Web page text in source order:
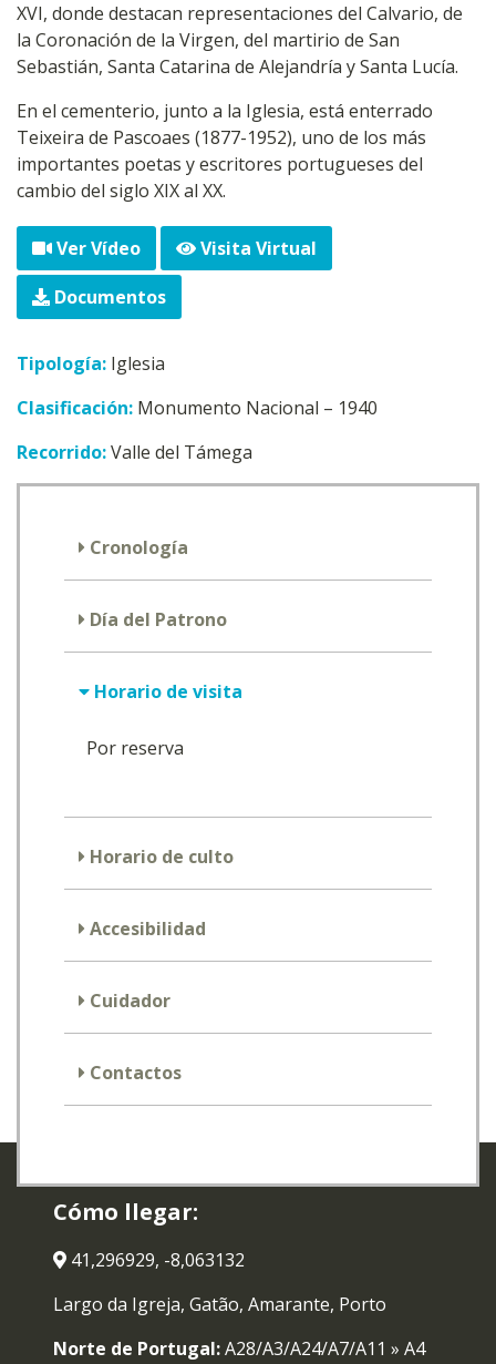
XVI, donde destacan representaciones del Calvario, de
la Coronación de la Virgen, del martirio de San
Sebastián, Santa Catarina de Alejandría y Santa Lucía.
En el cementerio, junto a la Iglesia, está enterrado
Teixeira de Pascoaes (1877-1952), uno de los más
importantes poetas y escritores portugueses del
cambio del siglo XIX al XX.
Ver Vídeo
Visita Virtual
Documentos
Tipología: Iglesia
Clasificación: Monumento Nacional – 1940
Recorrido:Valle del Támega
Cronología
Día del Patrono
Horario de visita
Por reserva
Horario de culto
Accesibilidad
Cuidador
Contactos
Cómo llegar:
41,296929, -8,063132
Largo da Igreja, Gatão, Amarante, Porto
Norte de Portugal:A28/A3/A24/A7/A11 » A4